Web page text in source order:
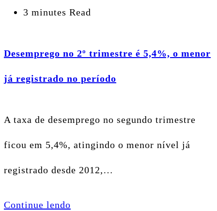
3 minutes Read
Desemprego no 2º trimestre é 5,4%, o menor
já registrado no período
A taxa de desemprego no segundo trimestre
ficou em 5,4%, atingindo o menor nível já
registrado desde 2012,…
Continue lendo